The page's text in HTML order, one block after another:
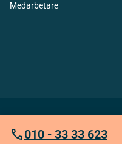
Medarbetare
Integritetspolicy
010 - 33 33 623